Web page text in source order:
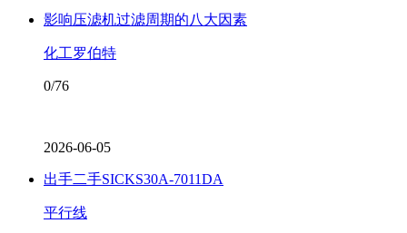
影响压滤机过滤周期的八大因素
化工罗伯特
0/76
2026-06-05
出手二手SICKS30A-7011DA
平行线